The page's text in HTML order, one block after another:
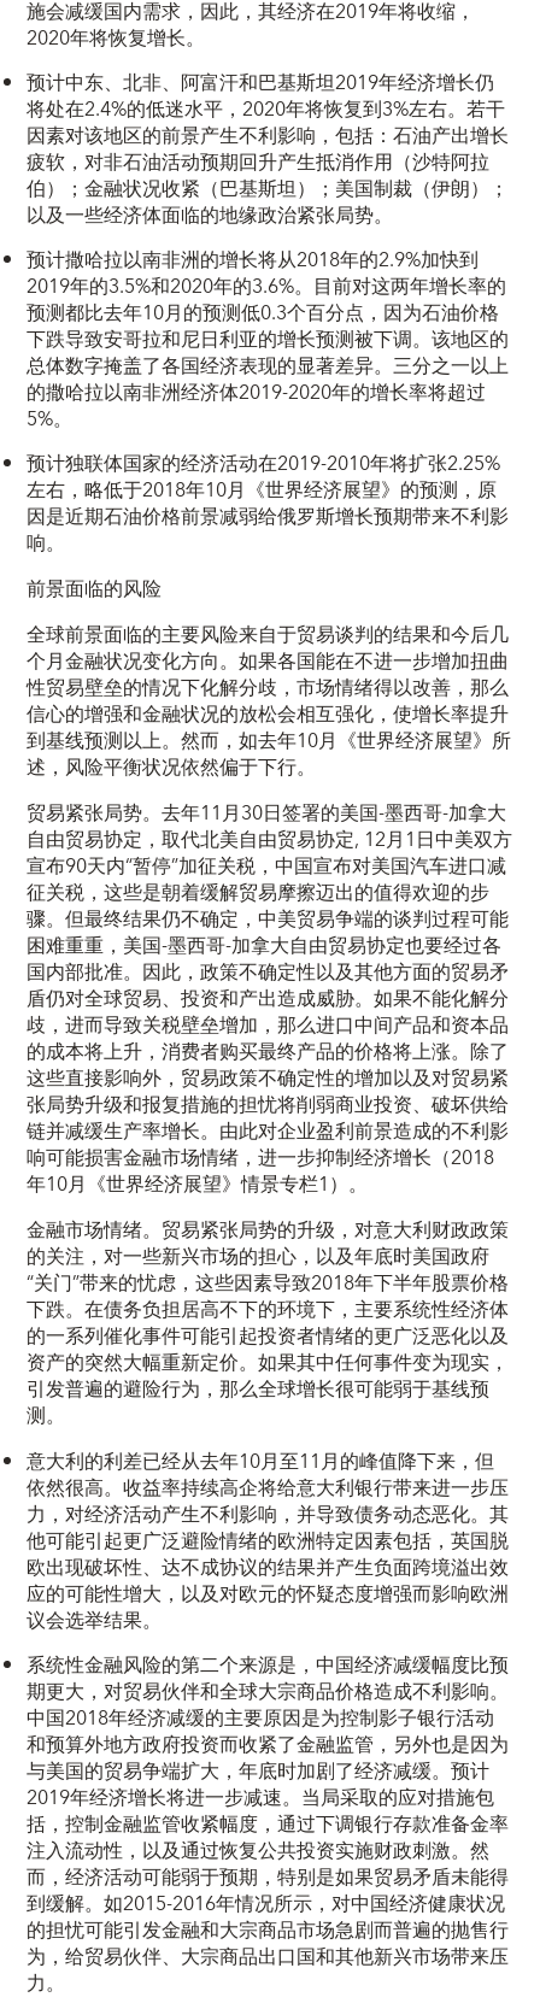
施会减缓国内需求，因此，其经济在2019年将收缩，
2020年将恢复增长。
预计中东、北非、阿富汗和巴基斯坦2019年经济增长仍
将处在2.4%的低迷水平，2020年将恢复到3%左右。若干
因素对该地区的前景产生不利影响，包括：石油产出增长
疲软，对非石油活动预期回升产生抵消作用（沙特阿拉
伯）；金融状况收紧（巴基斯坦）；美国制裁（伊朗）；
以及一些经济体面临的地缘政治紧张局势。
预计撒哈拉以南非洲的增长将从2018年的2.9%加快到
2019年的3.5%和2020年的3.6%。目前对这两年增长率的
预测都比去年10月的预测低0.3个百分点，因为石油价格
下跌导致安哥拉和尼日利亚的增长预测被下调。该地区的
总体数字掩盖了各国经济表现的显著差异。三分之一以上
的撒哈拉以南非洲经济体2019-2020年的增长率将超过
5%。
预计独联体国家的经济活动在2019-2010年将扩张2.25%
左右，略低于2018年10月《世界经济展望》的预测，原
因是近期石油价格前景减弱给俄罗斯增长预期带来不利影
响。
前景面临的风险
全球前景面临的主要风险来自于贸易谈判的结果和今后几
个月金融状况变化方向。如果各国能在不进一步增加扭曲
性贸易壁垒的情况下化解分歧，市场情绪得以改善，那么
信心的增强和金融状况的放松会相互强化，使增长率提升
到基线预测以上。然而，如去年10月《世界经济展望》所
述，风险平衡状况依然偏于下行。
贸易紧张局势。去年11月30日签署的美国-墨西哥-加拿大
自由贸易协定，取代北美自由贸易协定, 12月1日中美双方
宣布90天内“暂停”加征关税，中国宣布对美国汽车进口减
征关税，这些是朝着缓解贸易摩擦迈出的值得欢迎的步
骤。但最终结果仍不确定，中美贸易争端的谈判过程可能
困难重重，美国-墨西哥-加拿大自由贸易协定也要经过各
国内部批准。因此，政策不确定性以及其他方面的贸易矛
盾仍对全球贸易、投资和产出造成威胁。如果不能化解分
歧，进而导致关税壁垒增加，那么进口中间产品和资本品
的成本将上升，消费者购买最终产品的价格将上涨。除了
这些直接影响外，贸易政策不确定性的增加以及对贸易紧
张局势升级和报复措施的担忧将削弱商业投资、破坏供给
链并减缓生产率增长。由此对企业盈利前景造成的不利影
响可能损害金融市场情绪，进一步抑制经济增长（2018
年10月《世界经济展望》情景专栏1）。
金融市场情绪。贸易紧张局势的升级，对意大利财政政策
的关注，对一些新兴市场的担心，以及年底时美国政府
“关门”带来的忧虑，这些因素导致2018年下半年股票价格
下跌。在债务负担居高不下的环境下，主要系统性经济体
的一系列催化事件可能引起投资者情绪的更广泛恶化以及
资产的突然大幅重新定价。如果其中任何事件变为现实，
引发普遍的避险行为，那么全球增长很可能弱于基线预
测。
意大利的利差已经从去年10月至11月的峰值降下来，但
依然很高。收益率持续高企将给意大利银行带来进一步压
力，对经济活动产生不利影响，并导致债务动态恶化。其
他可能引起更广泛避险情绪的欧洲特定因素包括，英国脱
欧出现破坏性、达不成协议的结果并产生负面跨境溢出效
应的可能性增大，以及对欧元的怀疑态度增强而影响欧洲
议会选举结果。
系统性金融风险的第二个来源是，中国经济减缓幅度比预
期更大，对贸易伙伴和全球大宗商品价格造成不利影响。
中国2018年经济减缓的主要原因是为控制影子银行活动
和预算外地方政府投资而收紧了金融监管，另外也是因为
与美国的贸易争端扩大，年底时加剧了经济减缓。预计
2019年经济增长将进一步减速。当局采取的应对措施包
括，控制金融监管收紧幅度，通过下调银行存款准备金率
注入流动性，以及通过恢复公共投资实施财政刺激。然
而，经济活动可能弱于预期，特别是如果贸易矛盾未能得
到缓解。如2015-2016年情况所示，对中国经济健康状况
的担忧可能引发金融和大宗商品市场急剧而普遍的抛售行
为，给贸易伙伴、大宗商品出口国和其他新兴市场带来压
力。